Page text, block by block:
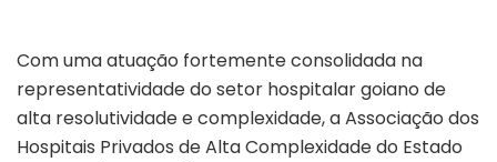
Com uma atuação fortemente consolidada na
representatividade do setor hospitalar goiano de
alta resolutividade e complexidade, a Associação dos
Hospitais Privados de Alta Complexidade do Estado